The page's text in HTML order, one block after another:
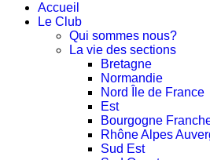
Accueil
Le Club
Qui sommes nous?
La vie des sections
Bretagne
Normandie
Nord Île de France
Est
Bourgogne
Rhône Alpes
Sud Est